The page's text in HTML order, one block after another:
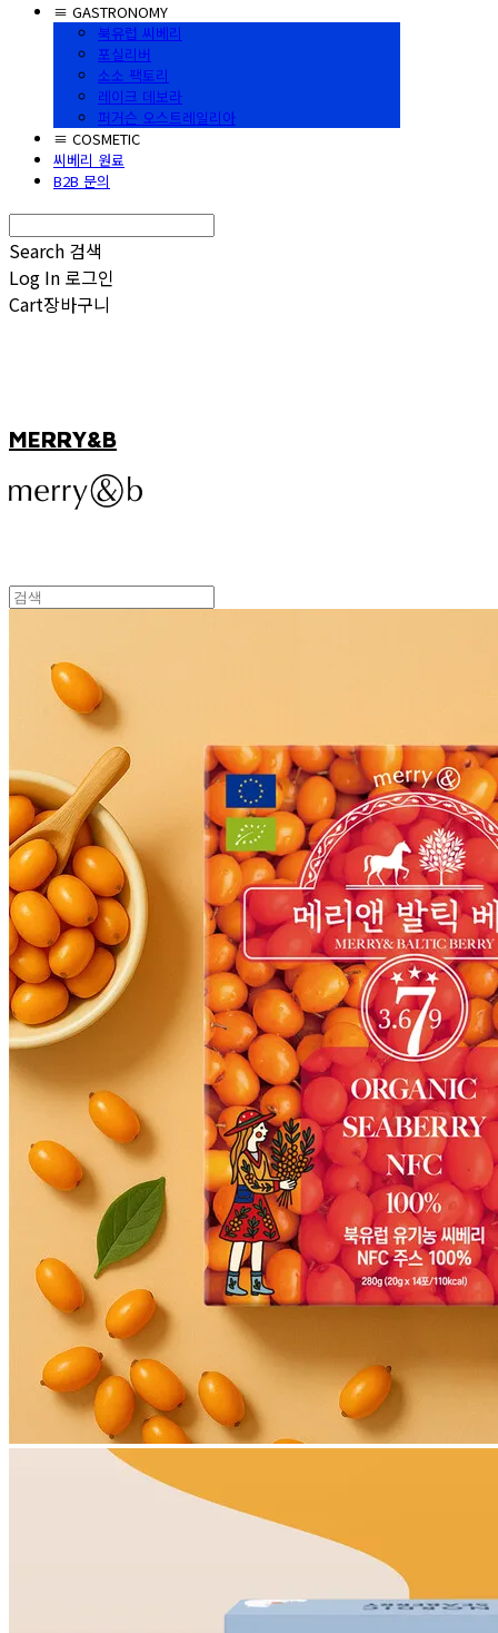
≡ GASTRONOMY
북유럽 씨베리
포실리버
소소 팩토리
레이크 데보라
퍼거슨 오스트레일리아
≡ COSMETIC
씨베리 원료
B2B 문의
Search 검색
Log In 로그인
Cart장바구니
MERRY&B